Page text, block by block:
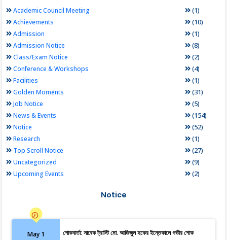
Academic Council Meeting (1)
Achievements (10)
Admission (1)
Admission Notice (8)
Class/Exam Notice (2)
Conference & Workshops (4)
Facilities (1)
Golden Moments (31)
Job Notice (5)
News & Events (154)
Notice (52)
Research (1)
Top Scroll Notice (27)
Uncategorized (9)
Upcoming Events (2)
Notice
May 1 শোকবার্তা: সাবেক ট্রাস্টি মো. আজিজুল হকের ইন্তেকালে গভীর শোক